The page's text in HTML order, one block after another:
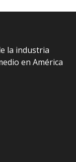
la industria
en América